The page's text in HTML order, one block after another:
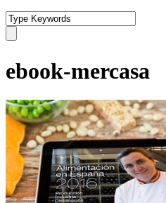
ebook-mercasa